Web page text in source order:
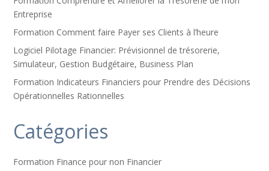
Entreprise
Formation Comment faire Payer ses Clients à l’heure
Logiciel Pilotage Financier: Prévisionnel de trésorerie,
Simulateur, Gestion Budgétaire, Business Plan
Formation Indicateurs Financiers pour Prendre des Décisions
Opérationnelles Rationnelles
Catégories
Formation Finance pour non Financier